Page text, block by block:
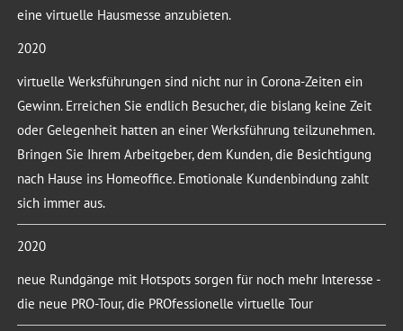
eine virtuelle Hausmesse anzubieten.
2020
virtuelle Werksführungen sind nicht nur in Corona-Zeiten ein
Gewinn. Erreichen Sie endlich Besucher, die bislang keine Zeit
oder Gelegenheit hatten an einer Werksführung teilzunehmen.
Bringen Sie Ihrem Arbeitgeber, dem Kunden, die Besichtigung
nach Hause ins Homeoffice. Emotionale Kundenbindung zahlt
sich immer aus.
2020
neue Rundgänge mit Hotspots sorgen für noch mehr Interesse -
die neue PRO-Tour, die PROfessionelle virtuelle Tour